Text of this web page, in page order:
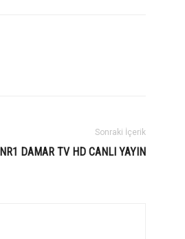
Sonraki İçerik
NR1 DAMAR TV HD CANLI YAYIN